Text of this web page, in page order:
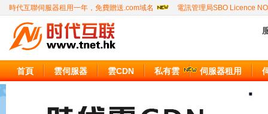
時代互聯伺服器租用一年，免費贈送.com域名 電訊管理局SBO Licence
首頁 雲伺服器 雲CDN 私有雲 伺服器租用